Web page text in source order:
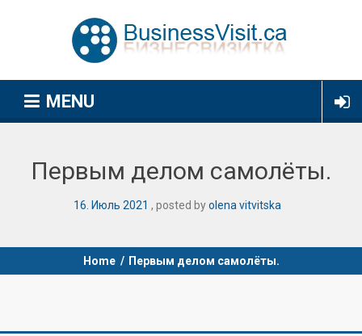
MENU
Первым делом самолёты.
16 Июль 2021 posted byolena vitvitska
Home / Первым делом самолёты.